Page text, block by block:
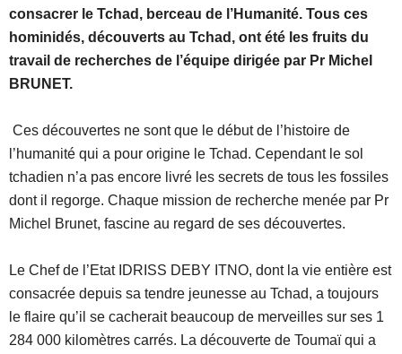
consacrer le Tchad, berceau de l’Humanité. Tous ces
hominidés, découverts au Tchad, ont été les fruits du
travail de recherches de l’équipe dirigée par Pr Michel
BRUNET.
Ces découvertes ne sont que le début de l’histoire de
l’humanité qui a pour origine le Tchad. Cependant le sol
tchadien n’a pas encore livré les secrets de tous les fossiles
dont il regorge. Chaque mission de recherche menée par Pr
Michel Brunet, fascine au regard de ses découvertes.
Le Chef de l’Etat IDRISS DEBY ITNO, dont la vie entière est
consacrée depuis sa tendre jeunesse au Tchad, a toujours
le flaire qu’il se cacherait beaucoup de merveilles sur ses 1
284 000 kilomètres carrés. La découverte de Toumaї qui a